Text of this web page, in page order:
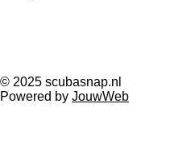
© 2025 scubasnap.nl
Powered by JouwWeb